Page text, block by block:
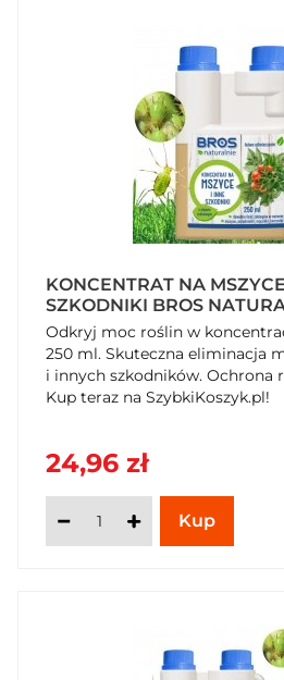
KONCENTRAT NA
SZKODNIKI BROS
Odkryj moc roślin w
250 ml. Skuteczna eliminacja
i innych szkodników. Ochrona
Kup teraz na SzybkiKoszyk.pl!
24,96 zł